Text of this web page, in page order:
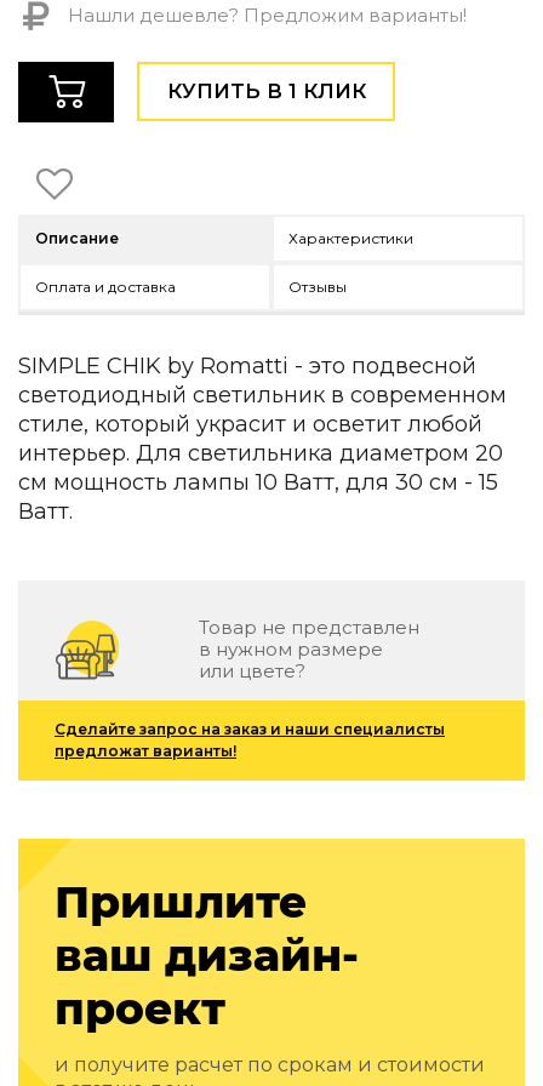
Детская мебель
Фитнес и wellness-оборудование
Коллекции
INTERRA — Soft Modern
ARTOPIA — Mid-Century
Все коллекции мебели
Подбор, производство и комплектация по вашему
По типу
Для кухни
Предметы интерьера
Зеркала
Вентиляторы
Сантехника и инженерия
Дизайнерские ванны
Подбор, производство и комплектация по вашему
Отделка и ремонт
Акустические панели
Стеновые декоративные панели
для террас
Террасные и фасадные системы
Биоклиматические перголы
Камень
Светящийся камень
Нашли дешевле? Предложим варианты!
КУПИТЬ В 1 КЛИК
Описание Характеристики
Оплата и доставка Отзывы
SIMPLE CHIK by Romatti - это подвесной
светодиодный светильник в современном
стиле, который украсит и осветит любой
интерьер. Для светильника диаметром 20
см мощность лампы 10 Ватт, для 30 см - 15
Ватт.
Товар не представлен
в нужном размере
или цвете?
Сделайте запрос на заказ и наши специалисты
предложат варианты!
Пришлите
ваш дизайн-
проект
и получите расчет по срокам и стоимости